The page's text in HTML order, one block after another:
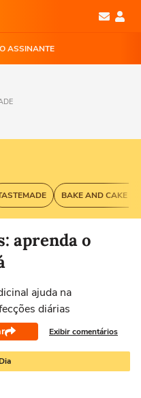
ASSINANTE
BAKE AND CAKE
aprenda o
ajuda na
diárias
Exibir comentários